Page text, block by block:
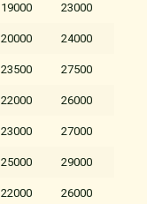
19000 23000
20000 24000
23500 27500
22000 26000
23000 27000
25000 29000
22000 26000